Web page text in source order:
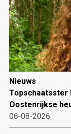
Nieuws
Topschaatsster
Oostenrijkse
06-08-2026